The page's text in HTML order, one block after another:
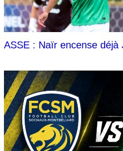
ASSE : Naïr encense déjà